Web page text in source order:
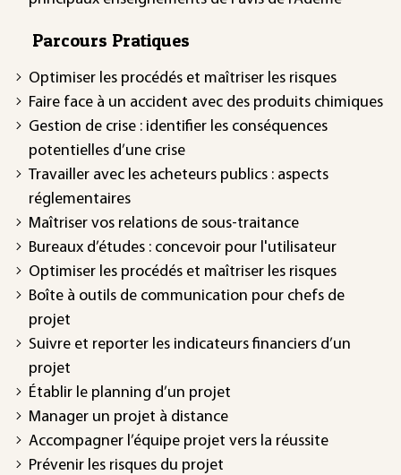
Parcours Pratiques
Optimiser les procédés et maîtriser les risques
Faire face à un accident avec des produits chimiques
Gestion de crise : identifier les conséquences
potentielles d’une crise
Travailler avec les acheteurs publics : aspects
réglementaires
Maîtriser vos relations de sous-traitance
Bureaux d’études : concevoir pour l'utilisateur
Optimiser les procédés et maîtriser les risques
Boîte à outils de communication pour chefs de
projet
Suivre et reporter les indicateurs financiers d’un
projet
Établir le planning d’un projet
Manager un projet à distance
Accompagner l’équipe projet vers la réussite
Prévenir les risques du projet